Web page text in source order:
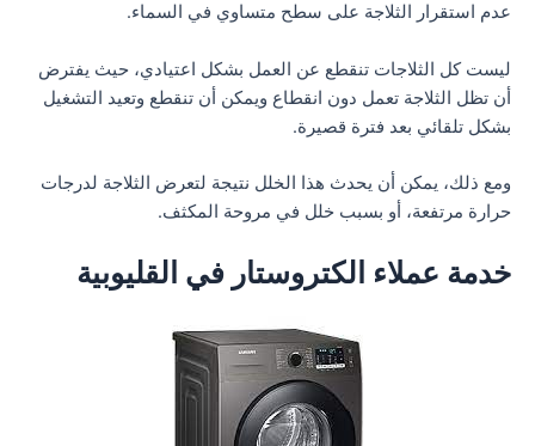
عدم استقرار الثلاجة على سطح متساوي في السماء.
ليست كل الثلاجات تنقطع عن العمل بشكل اعتيادي، حيث يفترض
أن تظل الثلاجة تعمل دون انقطاع ويمكن أن تنقطع وتعيد التشغيل
بشكل تلقائي بعد فترة قصيرة.
ومع ذلك، يمكن أن يحدث هذا الخلل نتيجة لتعرض الثلاجة لدرجات
حرارة مرتفعة، أو بسبب خلل في مروحة المكثف.
خدمة عملاء الكتروستار في القليوبية